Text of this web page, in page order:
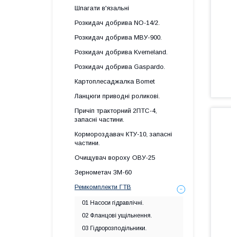
Шпагати в'язальні
Розкидач добрива NO-14/2.
Розкидач добрива МВУ-900.
Розкидач добрива Kverneland.
Розкидач добрива Gaspardo.
Картоплесаджалка Bomet
Ланцюги приводні роликові.
Причіп тракторний 2ПТС-4,
запасні частини.
Кормороздавач КТУ-10, запасні
частини.
Очищувач вороху ОВУ-25
Зернометач ЗМ-60
Ремкомплекти ГТВ
01 Насоси гідравлічні.
02 Фланцові ущільнення.
03 Гідророзподільники.